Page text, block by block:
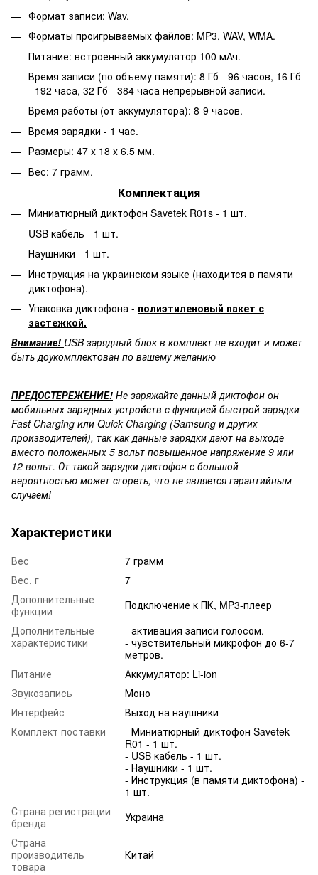
Формат записи: Wav.
Форматы проигрываемых файлов: MP3, WAV, WMA.
Питание: встроенный аккумулятор 100 мАч.
Время записи (по объему памяти): 8 Гб - 96 часов, 16 Гб
- 192 часа, 32 Гб - 384 часа непрерывной записи.
Время работы (от аккумулятора): 8-9 часов.
Время зарядки - 1 час.
Размеры: 47 x 18 x 6.5 мм.
Вес: 7 грамм.
Комплектация
Миниатюрный диктофон Savetek R01s - 1 шт.
USB кабель - 1 шт.
Наушники - 1 шт.
Инструкция на украинском языке (находится в памяти
диктофона).
Упаковка диктофона - полиэтиленовый пакет с
застежкой.
Внимание! USB зарядный блок в комплект не входит и может
быть доукомплектован по вашему желанию
ПРЕДОСТЕРЕЖЕНИЕ! Не заряжайте данный диктофон он
мобильных зарядных устройств с функцией быстрой зарядки
Fast Charging или Quick Charging (Samsung и других
производителей), так как данные зарядки дают на выходе
вместо положенных 5 вольт повышенное напряжение 9 или
12 вольт. От такой зарядки диктофон с большой
вероятностью может сгореть, что не является гарантийным
случаем!
Характеристики
Вес
7 грамм
Вес, г
7
Дополнительные
функции
Подключение к ПК, MP3-плеер
Дополнительные
характеристики
- активация записи голосом.
- чувствительный микрофон до 6-7
метров.
Питание
Аккумулятор: Li-ion
Звукозапись
Моно
Интерфейс
Выход на наушники
Комплект поставки
- Миниатюрный диктофон Savetek
R01 - 1 шт.
- USB кабель - 1 шт.
- Наушники - 1 шт.
- Инструкция (в памяти диктофона) -
1 шт.
Страна регистрации
бренда
Украина
Страна-
производитель
товара
Китай